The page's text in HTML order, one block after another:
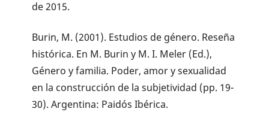
de 2015.
Burin, M. (2001). Estudios de género. Reseña
histórica. En M. Burin y M. I. Meler (Ed.),
Género y familia. Poder, amor y sexualidad
en la construcción de la subjetividad (pp. 19-
30). Argentina: Paidós Ibérica.